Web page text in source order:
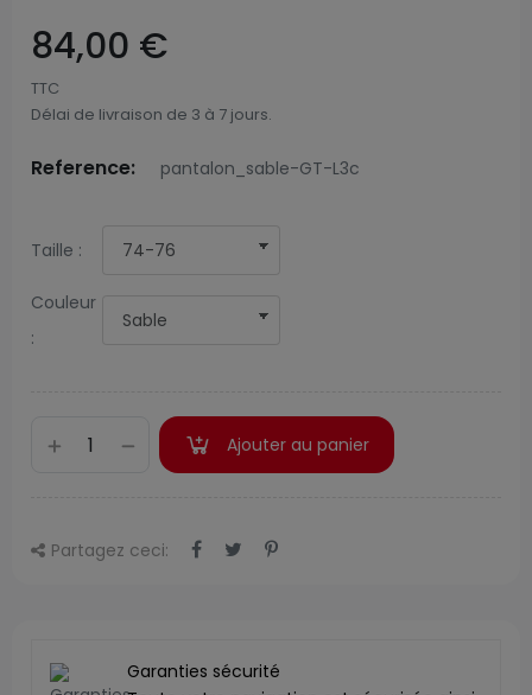
84,00 €
TTC
Délai de livraison de 3 à 7 jours.
Reference: pantalon_sable-GT-L3c
Taille :
Couleur
:
Ajouter au panier
Partagez ceci:
Garanties sécurité